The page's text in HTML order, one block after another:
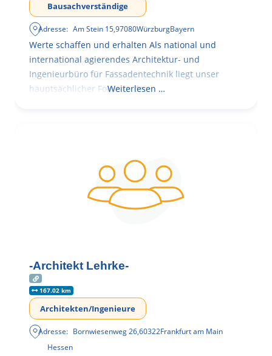
Bausachverständige
Adresse: Am Stein 15,97080WürzburgBayern
Werte schaffen und erhalten Als national und
international agierendes Architektur- und
Ingenieurbüro für Fassadentechnik liegt unser
hauptsächlicher Fokus in der
Weiterlesen …
-Architekt Lehrke-
167.02 km
Architekten/Ingenieure
Adresse: Bornwiesenweg 26,60322Frankfurt am Main
Hessen